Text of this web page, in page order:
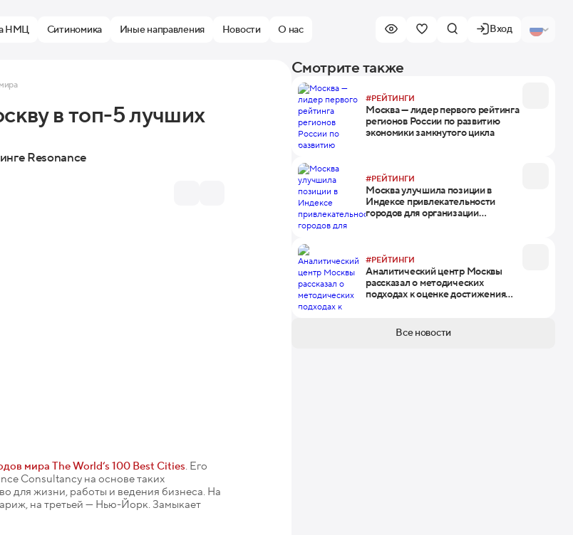
НМЦ Ситиномика Иные направления Новости О нас Вход
в топ-5 лучших
Resonance
мира The World‘s 100 Best Cities. Его
Consultancy на основе таких
для жизни, работы и ведения бизнеса. На
на третьей — Нью-Йорк. Замыкает
Смотрите также
#РЕЙТИНГИ
Москва — лидер первого рейтинга
регионов России по развитию
экономики замкнутого цикла
#РЕЙТИНГИ
Москва улучшила позиции в
Индексе привлекательности
городов для организации
#РЕЙТИНГИ
Аналитический центр Москвы
рассказал о методических
подходах к оценке достижения
Все новости